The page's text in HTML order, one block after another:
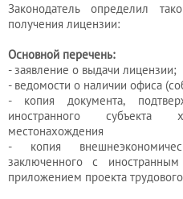
Законодатель определил
получения лицензии:
Основной перечень:
- заявление о выдачи лицензии;
- ведомости о наличии офиса
- копия документа,
иностранного субъекта
местонахождения
- копия
заключенного с
приложением проекта
Услуги
регистратора
Кадровый
аутсорсинг
Лицензии